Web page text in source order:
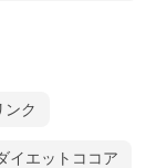
ンク
イエットココア